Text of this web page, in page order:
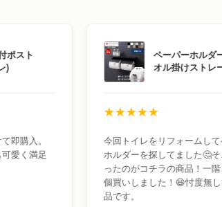
ポスト
)
即購入。
愛く満足
ペーパーホルダ
オル掛けストレ
★★★★★
今回トイレをリフォームし
ホルダーを探してました🤔
ったのがコチラの商品！一
個買いしました！😆忖度無
品です。